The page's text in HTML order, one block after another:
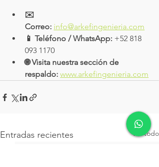
✉️
Correo: info@arkefingenieria.com
📱 Teléfono / WhatsApp: +52 818
093 1170
🌐 Visita nuestra sección de
respaldo: www.arkefingenieria.com
Entradas recientes Ver todo